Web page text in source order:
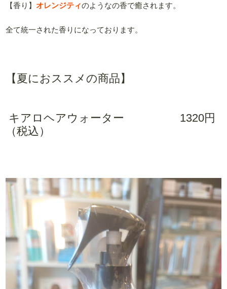
【香り】オレンジティのようなの香で癒されます。
全て統一された香りになっております。
【夏におススメの商品】
キアロヘアウォーター 1320円
（税込）